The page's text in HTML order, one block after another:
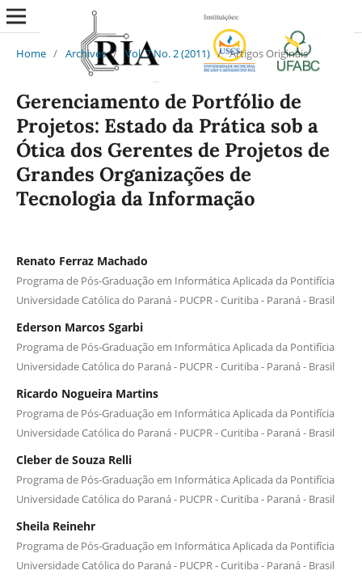
Home / Archives / Vol. 7 No. 2 (2011) / Artigos Originais
Gerenciamento de Portfólio de
Projetos: Estado da Prática sob a
Ótica dos Gerentes de Projetos de
Grandes Organizações de
Tecnologia da Informação
Renato Ferraz Machado
Programa de Pós-Graduação em Informática Aplicada da Pontifícia
Universidade Católica do Paraná - PUCPR - Curitiba - Paraná - Brasil
Ederson Marcos Sgarbi
Programa de Pós-Graduação em Informática Aplicada da Pontifícia
Universidade Católica do Paraná - PUCPR - Curitiba - Paraná - Brasil
Ricardo Nogueira Martins
Programa de Pós-Graduação em Informática Aplicada da Pontifícia
Universidade Católica do Paraná - PUCPR - Curitiba - Paraná - Brasil
Cleber de Souza Relli
Programa de Pós-Graduação em Informática Aplicada da Pontifícia
Universidade Católica do Paraná - PUCPR - Curitiba - Paraná - Brasil
Sheila Reinehr
Programa de Pós-Graduação em Informática Aplicada da Pontifícia
Universidade Católica do Paraná - PUCPR - Curitiba - Paraná - Brasil